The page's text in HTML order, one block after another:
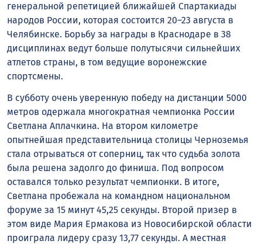
генеральной репетицией ближайшей Спартакиады
народов России, которая состоится 20–23 августа в
Челябинске. Борьбу за награды в Краснодаре в 38
дисциплинах ведут больше полутысячи сильнейших
атлетов страны, в том ведущие воронежские
спортсмены.
В субботу очень уверенную победу на дистанции 5000
метров одержала многократная чемпионка России
Светлана Аплачкина. На втором километре
опытнейшая представительница столицы Черноземья
стала отрываться от соперниц, так что судьба золота
была решена задолго до финиша. Под вопросом
оставался только результат чемпионки. В итоге,
Светлана пробежала на командном национальном
форуме за 15 минут 45,25 секунды. Второй призер в
этом виде Мария Ермакова из Новосибирской области
проиграла лидеру сразу 13,77 секунды. А местная